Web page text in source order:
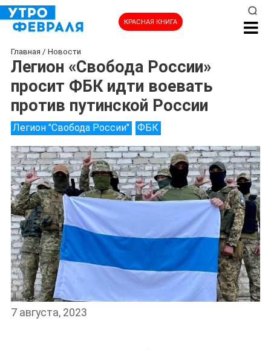
КРАСНАЯ КНИГА
НОВОСТИ
Главная / Новости
Легион «Свобода России»
просит ФБК идти воевать
против путинской России
Легион "Свобода России" ФБК
7 августа, 2023